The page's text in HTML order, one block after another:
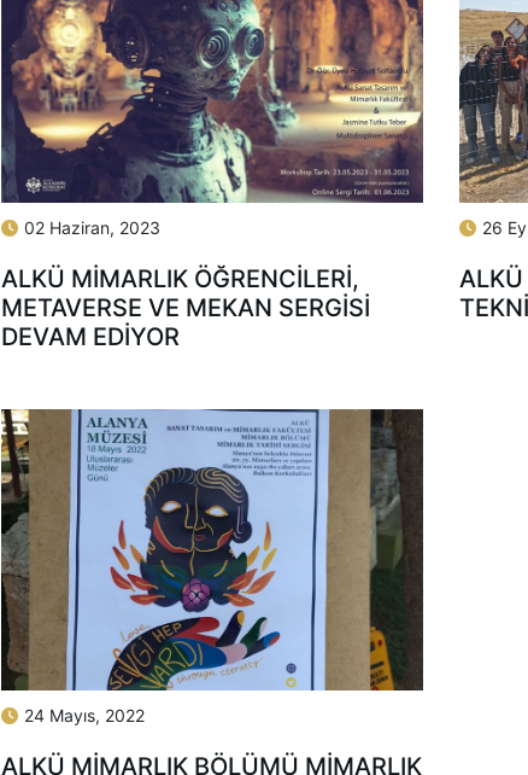
02 Haziran, 2023
ALKÜ MİMARLIK ÖĞRENCİLERİ,
METAVERSE VE MEKAN SERGİSİ
DEVAM EDİYOR
26
ALKÜ
24 Mayıs, 2022
ALKÜ MİMARLIK BÖLÜMÜ MİMARLIK